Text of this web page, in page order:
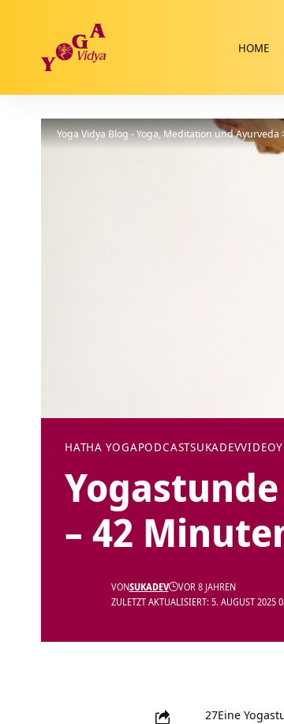
HOME
Yoga Vidya Blog - Yoga, Meditation und Ayurveda
HATHA YOGAPODCASTSUKADEVVIDEO
– 42
ZULETZT AKTUALISIERT: 5. AUGUST 2025
VONSUKADEV VOR 8 JAHREN
27Eine